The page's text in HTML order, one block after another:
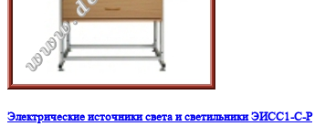
Электрические источники света и светильники ЭИСС1-С-Р